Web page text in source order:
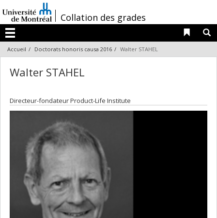
au
contenu
/
Collation des grades
Menu
Liens
Accueil Doctorats honoris causa 2016 Walter STAHEL
Walter STAHEL
Directeur-fondateur Product-Life Institute